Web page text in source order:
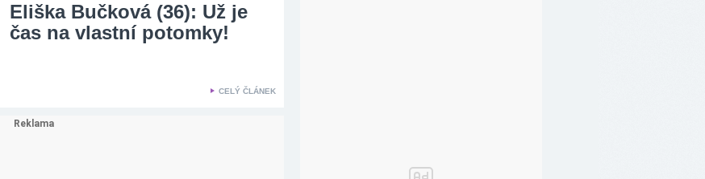
Eliška Bučková (36): Už je
čas na vlastní potomky!
CELÝ ČLÁNEK